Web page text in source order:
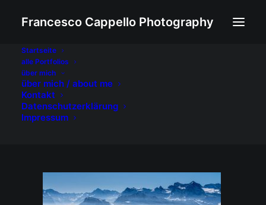
Francesco Cappello Photography
Startseite
alle Portfolios
über mich
über mich / about me
Kontakt
Datenschutzerklärung
Impressum
Home Nebelmeer